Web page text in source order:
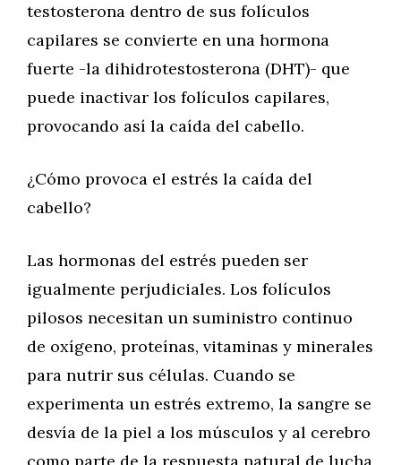
testosterona dentro de sus folículos
capilares se convierte en una hormona
fuerte -la dihidrotestosterona (DHT)- que
puede inactivar los folículos capilares,
provocando así la caída del cabello.
¿Cómo provoca el estrés la caída del
cabello?
Las hormonas del estrés pueden ser
igualmente perjudiciales. Los folículos
pilosos necesitan un suministro continuo
de oxígeno, proteínas, vitaminas y minerales
para nutrir sus células. Cuando se
experimenta un estrés extremo, la sangre se
desvía de la piel a los músculos y al cerebro